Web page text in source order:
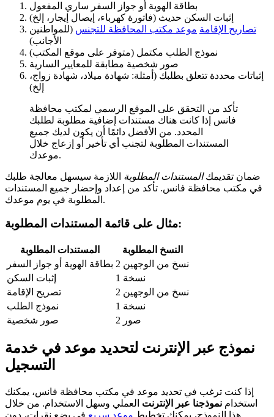
بطاقة الهوية أو جواز السفر ساري المفعول
إثبات السكن حديث (فاتورة كهرباء، إيصال إيجار، إلخ)
تصاريح الإقامة موعد مكتب المحافظة للتجنس (للمواطنين
الأجانب)
نموذج الطلب مكتمل (متوفر على موقع المكتب)
صور شخصية مطابقة للمعايير السارية
إثباتات محددة تتعلق بطلبك (أمثلة: شهادة ميلاد، شهادة زواج،
إلخ)
تأكد من التحقق على الموقع الرسمي لمكتب محافظة
فانس إذا كانت هناك مستندات إضافية مطلوبة لطلبك
المحدد. من الأفضل دائمًا أن يكون لديك جميع
المستندات المطلوبة لتجنب أي تأخير أو إزعاج خلال
موعدك.
ضمان تقديمكالمستندات المطلوبة اللازمة سيسهل معالجة طلبك
في مكتب محافظة فانس. تأكد من إعداد وإحضار جميع المستندات
المطلوبة في يوم موعدك.
مثال على قائمة المستندات المطلوبة:
المستندات المطلوبة
النسخ المطلوبة
بطاقة الهوية أو جواز السفر
2 نسخ من الوجهين
إثبات السكن
1 نسخة
تصريح الإقامة
2 نسخ من الوجهين
نموذج الطلب
1 نسخة
صور شخصية
2 صور
نموذج عبر الإنترنت لتحديد موعد في خدمة
التسجيل
إذا كنت ترغب في تحديد موعد في مكتب محافظة فانس، يمكنك
استخدام نموذجنا عبر الإنترنت العملي وسهل الاستخدام. من خلال